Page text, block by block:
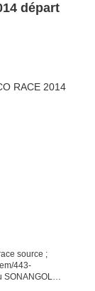
départ
source ;
443-